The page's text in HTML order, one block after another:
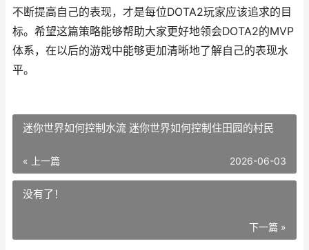
不断提高自己的表现，才是每位DOTA2玩家应该追求的目
标。希望这篇策略能够帮助大家更好地领会DOTA2的MVP
体系，在以后的游戏中能够更加清晰地了解自己的表现水
平。
迷你世界如何控制水流 迷你世界如何控制住田园的村民
« 上一篇 2026-06-03
没有了！
下一篇 »